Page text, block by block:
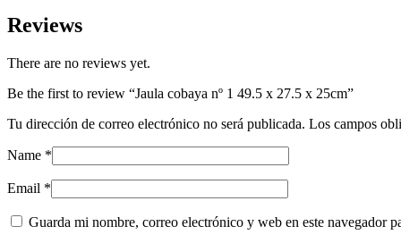
Reviews
There are no reviews yet.
Be the first to review “Jaula cobaya nº 1 49.5 x 27.5 x 25cm”
Tu dirección de correo electrónico no será publicada. Los campos
Name *
Email *
Guarda mi nombre, correo electrónico y web en este navegador